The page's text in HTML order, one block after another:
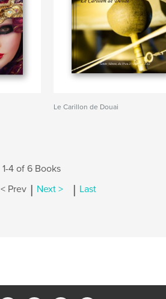
Le Carillon de Douai
1-4 of 6 Books
< Prev | Next > | Last